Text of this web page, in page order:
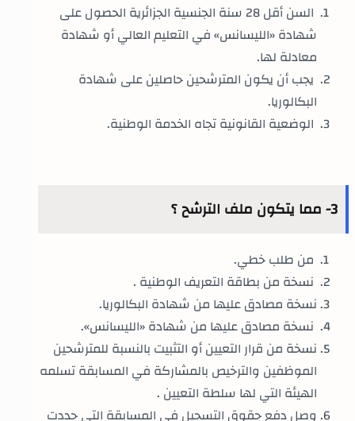
السن أقل 28 سنة الجنسية الجزائرية الحصول على
شهادة «الليسانس» في التعليم العالي أو شهادة
معادلة لها.
يجب أن يكون المترشحين حاصلين على شهادة
البكالوريا.
الوضعية القانونية تجاه الخدمة الوطنية.
3- مما يتكون ملف الترشح ؟
من طلب خطي.
نسخة من بطاقة التعريف الوطنية .
نسخة مصادق عليها من شهادة البكالوريا.
نسخة مصادق عليها من شهادة «الليسانس».
نسخة من قرار التعيين أو التثبيت بالنسبة للمترشحين
الموظفين والترخيص بالمشاركة في المسابقة تسلمه
الهيئة التي لها سلطة التعيين .
وصل دفع حقوق التسجيل في المسابقة التي حددت